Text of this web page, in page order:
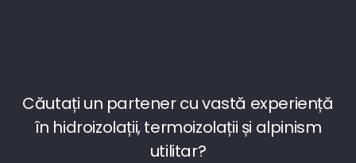
Căutați un partener cu vastă experiență
în hidroizolații, termoizolații și alpinism
utilitar?